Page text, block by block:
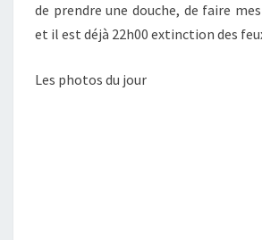
de prendre une douche, de faire
et il est déjà 22h00 extinction des
Les photos du jour